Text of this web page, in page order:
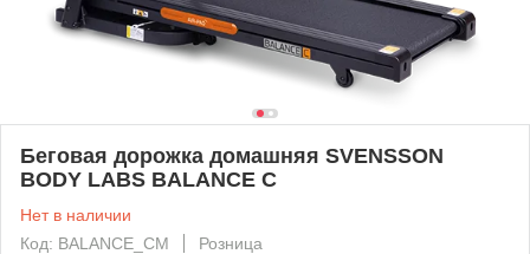
Беговая дорожка домашняя SVENSSON
BODY LABS BALANCE C
Нет в наличии
Код: BALANCE_CM
Розница